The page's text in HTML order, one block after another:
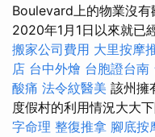
Boulevard上的物業沒有
2020年1月1日以來就已
搬家公司費用 大里按摩
店 台中外燴 台胞證台南
酸痛 法令紋醫美 該州擁
度假村的利用情況大大
字命理 整復推拿 腳底按